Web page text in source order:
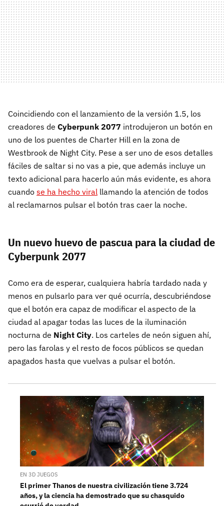
Coincidiendo con el lanzamiento de la versión 1.5, los
creadores de Cyberpunk 2077 introdujeron un botón en
uno de los puentes de Charter Hill en la zona de
Westbrook de Night City. Pese a ser uno de esos detalles
fáciles de saltar si no vas a pie, que además incluye un
texto adicional para hacerlo aún más evidente, es ahora
cuando se ha hecho viral llamando la atención de todos
al reclamarnos pulsar el botón tras caer la noche.
Un nuevo huevo de pascua para la ciudad de
Cyberpunk 2077
Como era de esperar, cualquiera habría tardado nada y
menos en pulsarlo para ver qué ocurría, descubriéndose
que el botón era capaz de modificar el aspecto de la
ciudad al apagar todas las luces de la iluminación
nocturna de Night City. Los carteles de neón siguen ahí,
pero las farolas y el resto de focos públicos se quedan
apagados hasta que vuelvas a pulsar el botón.
EN 3D JUEGOS
El primer Thanos de nuestra civilización tiene 3.724
años, y la ciencia ha demostrado que su chasquido